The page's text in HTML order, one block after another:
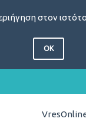
στον
OK